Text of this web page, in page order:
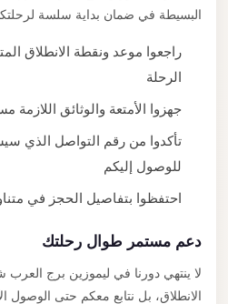
البسيطة في ضمان بداية سلسة لرحلتكم.
راجعوا موعد ونقطة الانطلاق
الرحلة
جهزوا الأمتعة والوثائق اللازمة
تأكدوا من رقم التواصل الذي
للوصول إليكم
احتفظوا بتفاصيل الحجز في
دعم مستمر طوال رحلتك
لا ينتهي دورنا في ليموزين برج العرب
الانطلاق، بل نتابع معكم حتى الوصول